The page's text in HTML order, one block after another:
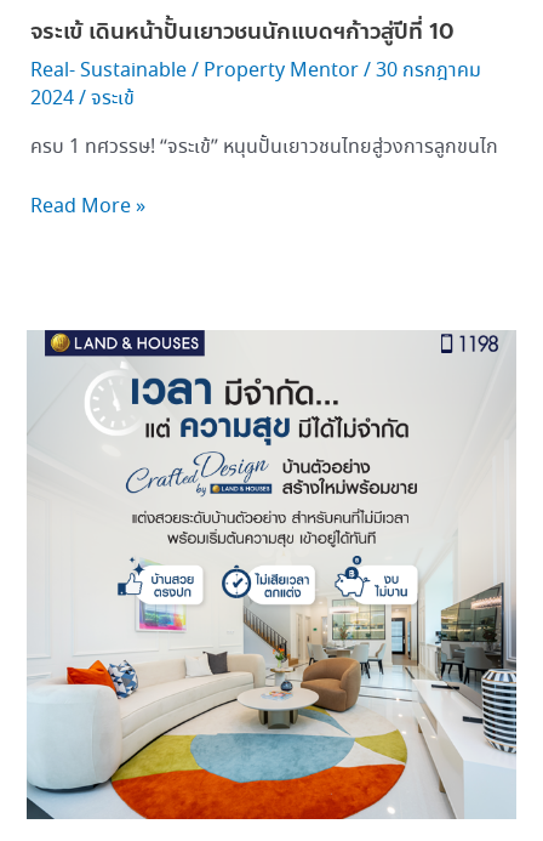
จระเข้ เดินหน้าปั้นเยาวชนนักแบดฯก้าวสู่ปีที่ 10
Real- Sustainable/ Property Mentor/30 กรกฎาคม
2024/จระเข้
ครบ 1 ทศวรรษ! “จระเข้” หนุนปั้นเยาวชนไทยสู่วงการลูกขนไก
Read More »